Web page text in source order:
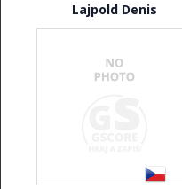
Lajpold Denis